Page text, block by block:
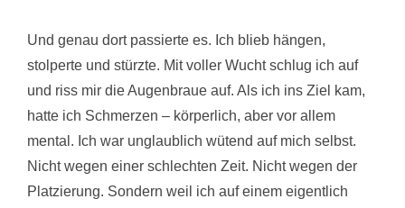
Und genau dort passierte es. Ich blieb hängen,
stolperte und stürzte. Mit voller Wucht schlug ich auf
und riss mir die Augenbraue auf. Als ich ins Ziel kam,
hatte ich Schmerzen – körperlich, aber vor allem
mental. Ich war unglaublich wütend auf mich selbst.
Nicht wegen einer schlechten Zeit. Nicht wegen der
Platzierung. Sondern weil ich auf einem eigentlich